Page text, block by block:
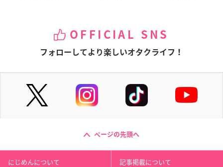
OFFICIAL SNS
フォローしてより楽しいオタクライフ！
ページの先頭へ
にじめんについて 記事掲載について